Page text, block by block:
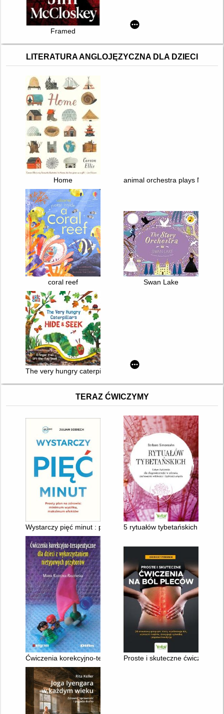
Framed
LITERATURA ANGLOJĘZYCZNA DLA DZIECI
Home animal orchestra plays Mozart
coral reef Swan Lake
The very hungry caterpillar's hide & seek
TERAZ ĆWICZYMY
Wystarczy pięć minut : prosty plan na zdrowie: minimum
5 rytuałów tybetańskich :
Ćwiczenia korekcyjno-terapeutyczne dla dzieci z
Proste i skuteczne ćwiczenia